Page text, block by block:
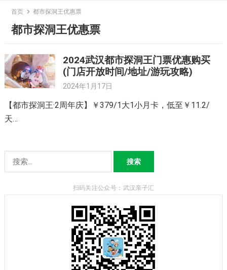
content
首页 都市探洞王优惠票
都市探洞王优惠票
2024武汉都市探洞王门票优惠购买
(门店开放时间/地址/游玩攻略)
2024年1月17日
【都市探洞王·2周年庆】￥379/1大1小月卡，低至￥11.2/
天…
索：
扫码关注公众号：武汉亲子汇